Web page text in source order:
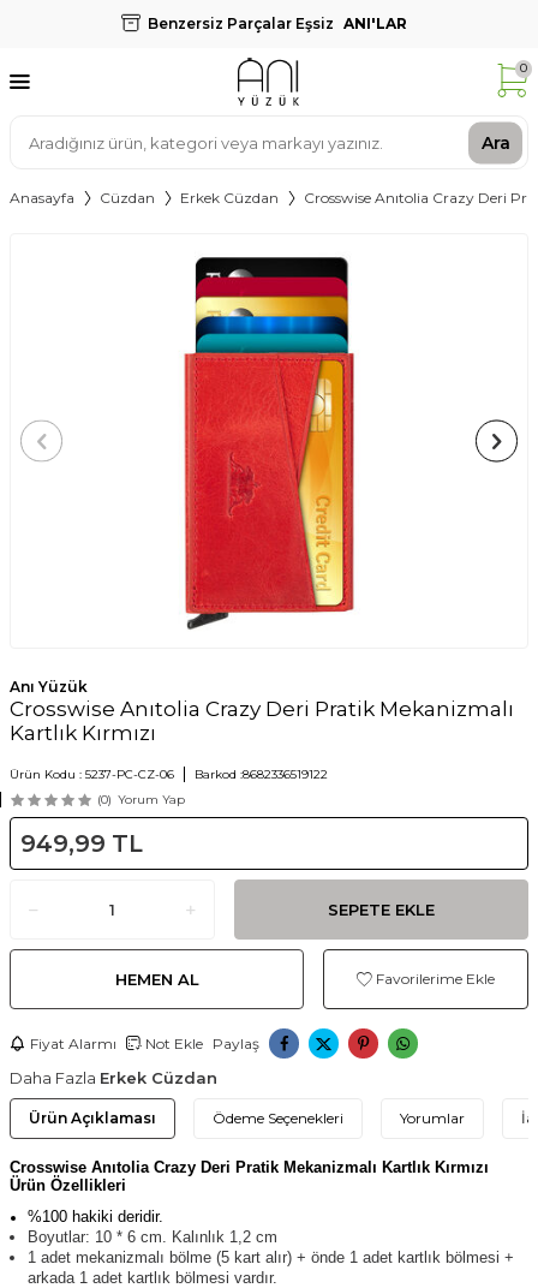
Benzersiz Parçalar Eşsiz ANI'LAR
Ara
0
Anasayfa Cüzdan Erkek Cüzdan Crosswise Anıtolia Crazy Deri
Anı Yüzük
Crosswise Anıtolia Crazy Deri Pratik Mekanizmalı
Kartlık Kırmızı
Ürün Kodu : 5237-PC-CZ-06 Barkod :8682336519122
(0) Yorum Yap
949,99 TL
SEPETE EKLE
HEMEN AL Favorilerime Ekle
Fiyat Alarmı Not Ekle Paylaş
Daha Fazla Erkek Cüzdan
Ürün Açıklaması Ödeme Seçenekleri Yorumlar
Crosswise Anıtolia Crazy Deri Pratik Mekanizmalı Kartlık Kırmızı
Ürün Özellikleri
%100 hakiki deridir.
Boyutlar: 10 * 6 cm. Kalınlık 1,2 cm
1 adet mekanizmalı bölme (5 kart alır) + önde 1 adet kartlık bölmesi +
arkada 1 adet kartlık bölmesi vardır.